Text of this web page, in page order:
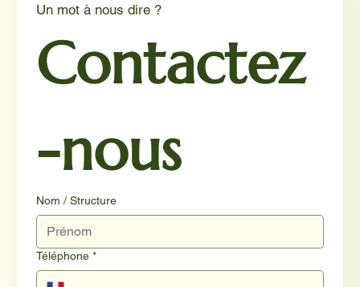
Un mot à nous dire ?
Contactez
-nous
Nom / Structure
Téléphone *